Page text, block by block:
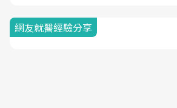
網友就醫經驗分享